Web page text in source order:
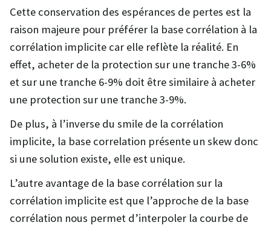
Cette conservation des espérances de pertes est la
raison majeure pour préférer la base corrélation à la
corrélation implicite car elle reflète la réalité. En
effet, acheter de la protection sur une tranche 3-6%
et sur une tranche 6-9% doit être similaire à acheter
une protection sur une tranche 3-9%.
De plus, à l’inverse du smile de la corrélation
implicite, la base correlation présente un skew donc
si une solution existe, elle est unique.
L’autre avantage de la base corrélation sur la
corrélation implicite est que l’approche de la base
corrélation nous permet d’interpoler la courbe de